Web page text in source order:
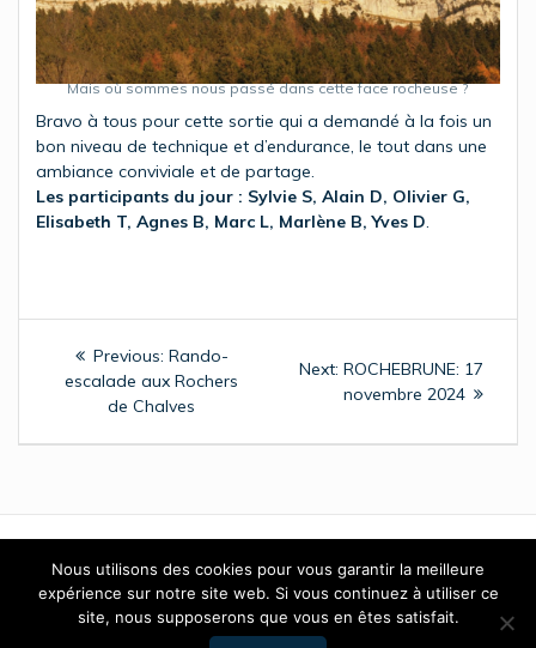
Mais où sommes nous passé dans cette face rocheuse ?
Bravo à tous pour cette sortie qui a demandé à la fois un
bon niveau de technique et d’endurance, le tout dans une
ambiance conviviale et de partage.
Les participants du jour : Sylvie S, Alain D, Olivier G,
Elisabeth T, Agnes B, Marc L, Marlène B, Yves D.
Navigation
l’article
Previous: Previous
post:
Rando-
escalade aux Rochers
de Chalves
Next: Next
post:
ROCHEBRUNE: 17
novembre 2024
© 2026 GAN - Club Montagne Omnisport - Club de montagne
omnisports
Nous utilisons des cookies pour vous garantir la meilleure
expérience sur notre site web. Si vous continuez à utiliser ce
site, nous supposerons que vous en êtes satisfait.